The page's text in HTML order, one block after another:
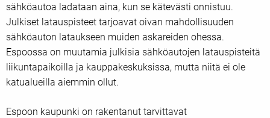
sähköautoa ladataan aina, kun se kätevästi onnistuu.
Julkiset latauspisteet tarjoavat oivan mahdollisuuden
sähköauton lataukseen muiden askareiden ohessa.
Espoossa on muutamia julkisia sähköautojen latauspisteitä
liikuntapaikoilla ja kauppakeskuksissa, mutta niitä ei ole
katualueilla aiemmin ollut.
Espoon kaupunki on rakentanut tarvittavat